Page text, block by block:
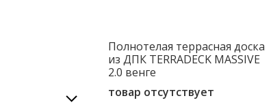
Полнотелая террасная доска
из ДПК TERRADECK MASSIVE
2.0 венге
товар отсутствует